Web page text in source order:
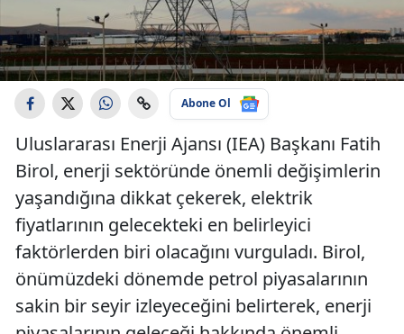
Abone Ol
Uluslararası Enerji Ajansı (IEA) Başkanı Fatih
Birol, enerji sektöründe önemli değişimlerin
yaşandığına dikkat çekerek, elektrik
fiyatlarının gelecekteki en belirleyici
faktörlerden biri olacağını vurguladı. Birol,
önümüzdeki dönemde petrol piyasalarının
sakin bir seyir izleyeceğini belirterek, enerji